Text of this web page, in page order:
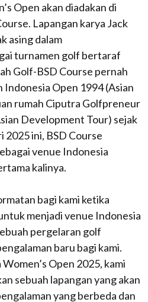
Open akan diadakan di
Lapangan karya Jack
asing dalam
turnamen golf bertaraf
Golf-BSD Course pernah
Open 1994 (Asian
rumah Ciputra Golfpreneur
Development Tour) sejak
2025 ini, BSD Course
venue Indonesia
kalinya.
bagi kami ketika
menjadi venue Indonesia
pergelaran golf
baru bagi kami.
Open 2025, kami
sebuah lapangan yang akan
yang berbeda dan